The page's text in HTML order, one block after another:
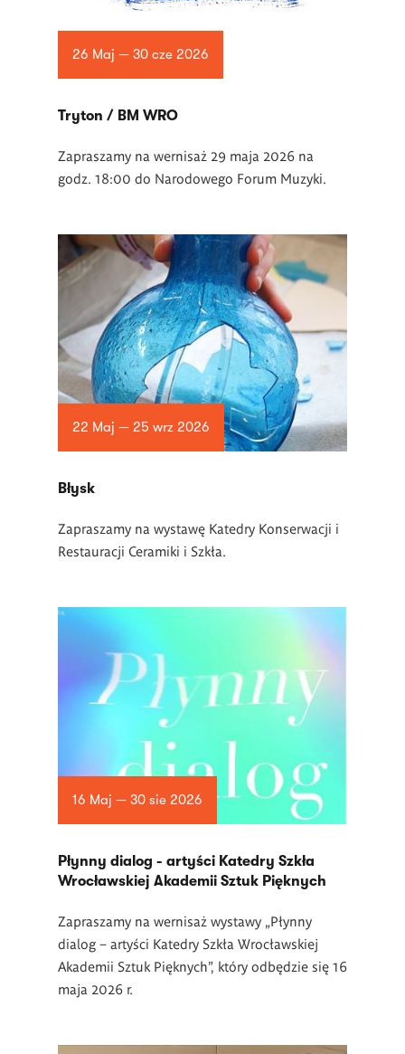
26 Maj — 30 cze 2026
Tryton / BM WRO
Zapraszamy na wernisaż 29 maja 2026 na
godz. 18:00 do Narodowego Forum Muzyki.
22 Maj — 25 wrz 2026
Błysk
Zapraszamy na wystawę Katedry Konserwacji i
Restauracji Ceramiki i Szkła.
16 Maj — 30 sie 2026
Płynny dialog - artyści Katedry Szkła
Wrocławskiej Akademii Sztuk Pięknych
Zapraszamy na wernisaż wystawy „Płynny
dialog – artyści Katedry Szkła Wrocławskiej
Akademii Sztuk Pięknych”, który odbędzie się 16
maja 2026 r.